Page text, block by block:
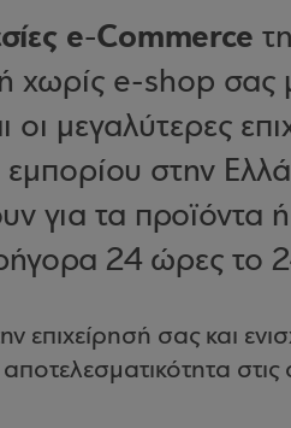
e-Commerce
χωρίς e-shop σας
οι μεγαλύτερες
εμπορίου στην
για τα προϊόντα
24 ώρες το
επιχείρησή σας και
στις